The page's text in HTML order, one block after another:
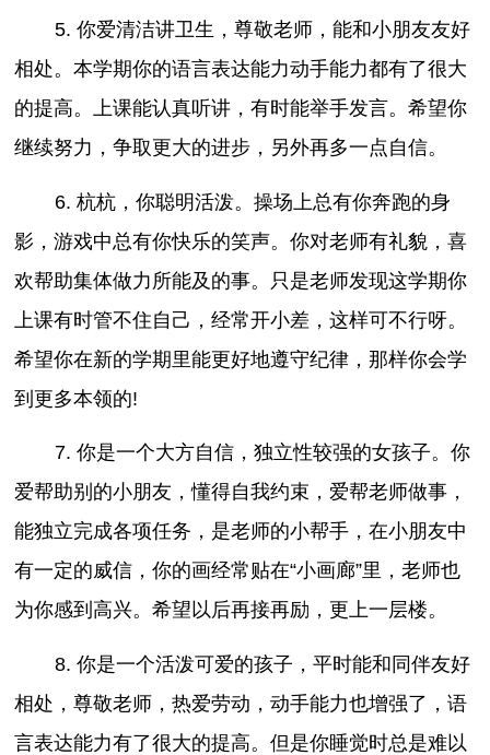
5. 你爱清洁讲卫生，尊敬老师，能和小朋友友好
相处。本学期你的语言表达能力动手能力都有了很大
的提高。上课能认真听讲，有时能举手发言。希望你
继续努力，争取更大的进步，另外再多一点自信。
6. 杭杭，你聪明活泼。操场上总有你奔跑的身
影，游戏中总有你快乐的笑声。你对老师有礼貌，喜
欢帮助集体做力所能及的事。只是老师发现这学期你
上课有时管不住自己，经常开小差，这样可不行呀。
希望你在新的学期里能更好地遵守纪律，那样你会学
到更多本领的!
7. 你是一个大方自信，独立性较强的女孩子。你
爱帮助别的小朋友，懂得自我约束，爱帮老师做事，
能独立完成各项任务，是老师的小帮手，在小朋友中
有一定的威信，你的画经常贴在“小画廊”里，老师也
为你感到高兴。希望以后再接再励，更上一层楼。
8. 你是一个活泼可爱的孩子，平时能和同伴友好
相处，尊敬老师，热爱劳动，动手能力也增强了，语
言表达能力有了很大的提高。但是你睡觉时总是难以